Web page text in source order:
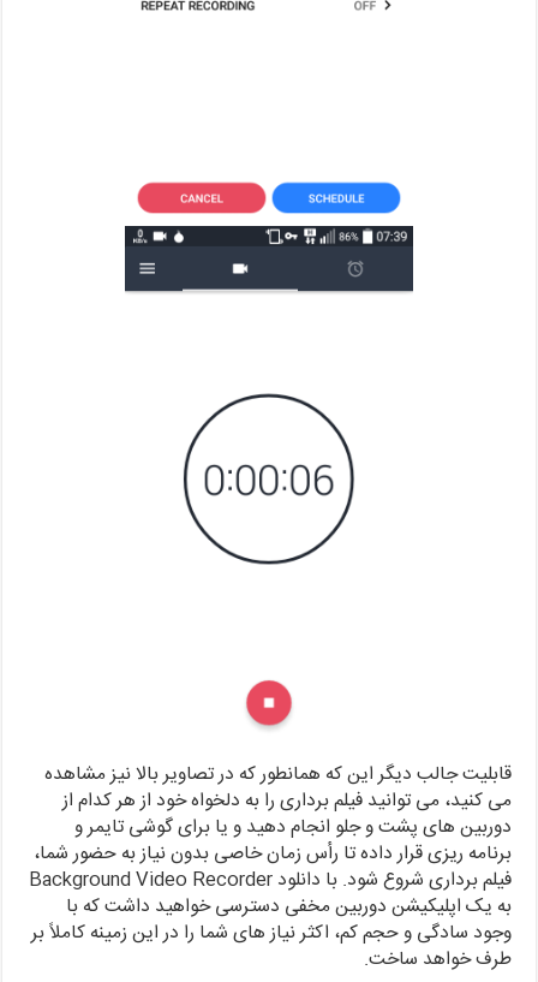
قابلیت جالب دیگر این که همانطور که در تصاویر بالا نیز مشاهده
می کنید، می توانید فیلم برداری را به دلخواه خود از هر کدام از
دوربین های پشت و جلو انجام دهید و یا برای گوشی تایمر و
برنامه ریزی قرار داده تا رأس زمان خاصی بدون نیاز به حضور شما،
فیلم برداری شروع شود. با دانلود Background Video Recorder
به یک اپلیکیشن دوربین مخفی دسترسی خواهید داشت که با
وجود سادگی و حجم کم، اکثر نیاز های شما را در این زمینه کاملاً بر
طرف خواهد ساخت.